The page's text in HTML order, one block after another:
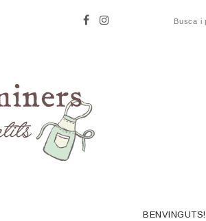
BENVINGUTS!